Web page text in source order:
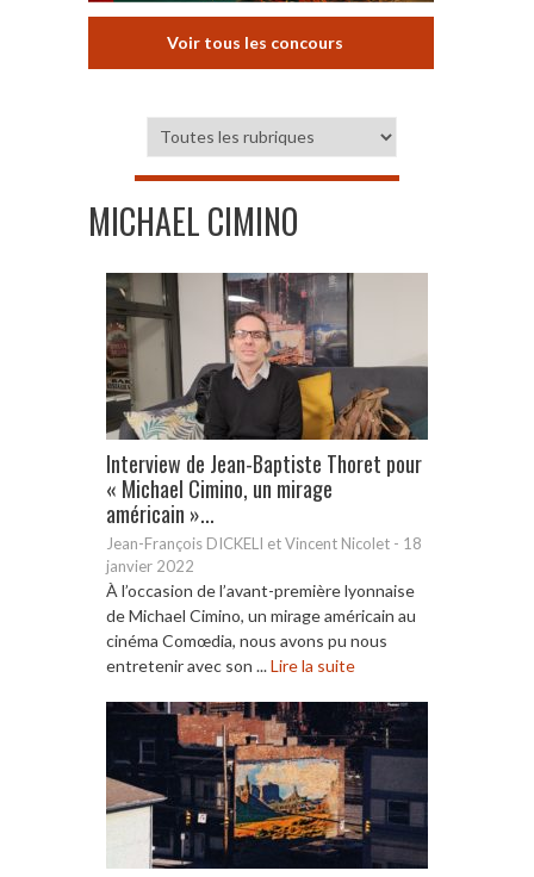
Voir tous les concours
MICHAEL CIMINO
Interview de Jean-Baptiste Thoret pour
« Michael Cimino, un mirage
américain »...
Jean-François DICKELI et Vincent Nicolet - 18
janvier 2022
À l’occasion de l’avant-première lyonnaise
de Michael Cimino, un mirage américain au
cinéma Comœdia, nous avons pu nous
entretenir avec son ...Lire la suite